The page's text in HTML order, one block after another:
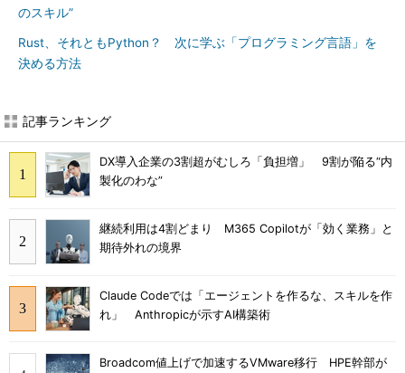
のスキル”
Rust、それともPython？ 次に学ぶ「プログラミング言語」を
決める方法
記事ランキング
DX導入企業の3割超がむしろ「負担増」 9割が陥る“内
製化のわな”
継続利用は4割どまり M365 Copilotが「効く業務」と
期待外れの境界
Claude Codeでは「エージェントを作るな、スキルを作
れ」 Anthropicが示すAI構築術
Broadcom値上げで加速するVMware移行 HPE幹部が